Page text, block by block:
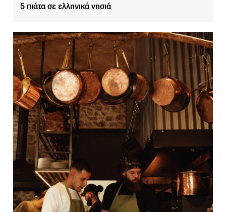
5 πιάτα σε ελληνικά νησιά